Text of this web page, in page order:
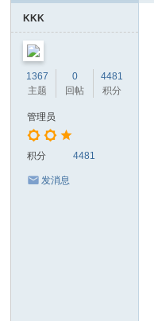
心KKK
1367
主题
0
回帖
4481
积分
管理员
积分 4481
发消息